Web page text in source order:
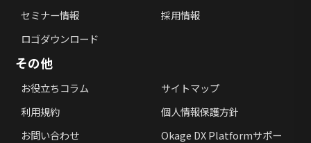
セミナー情報
採用情報
ロゴダウンロード
その他
お役立ちコラム
サイトマップ
利用規約
個人情報保護方針
お問い合わせ
Okage DX Platformサポー